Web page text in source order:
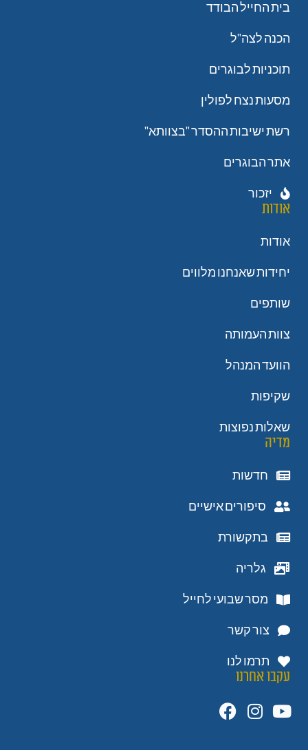
בית החייל הבודד
הכנה לצה"ל
תוכניות לבוגרים
מסעות נצח לפולין
רשת ישיבות ההסדר "בצוותא"
אתר הבוגרים
יזכור
אודות
אודות
יחידות שאנחנו מלווים
שותפים
צוות העמותה
הוועד המנהל
שקיפות
שאלות נפוצות
מדיה
חדשות
סיפורים אישיים
בתקשורת
גלריה
מסר שבועי לחייל
צור קשר
תרמו לנו
עקבו אחרנו